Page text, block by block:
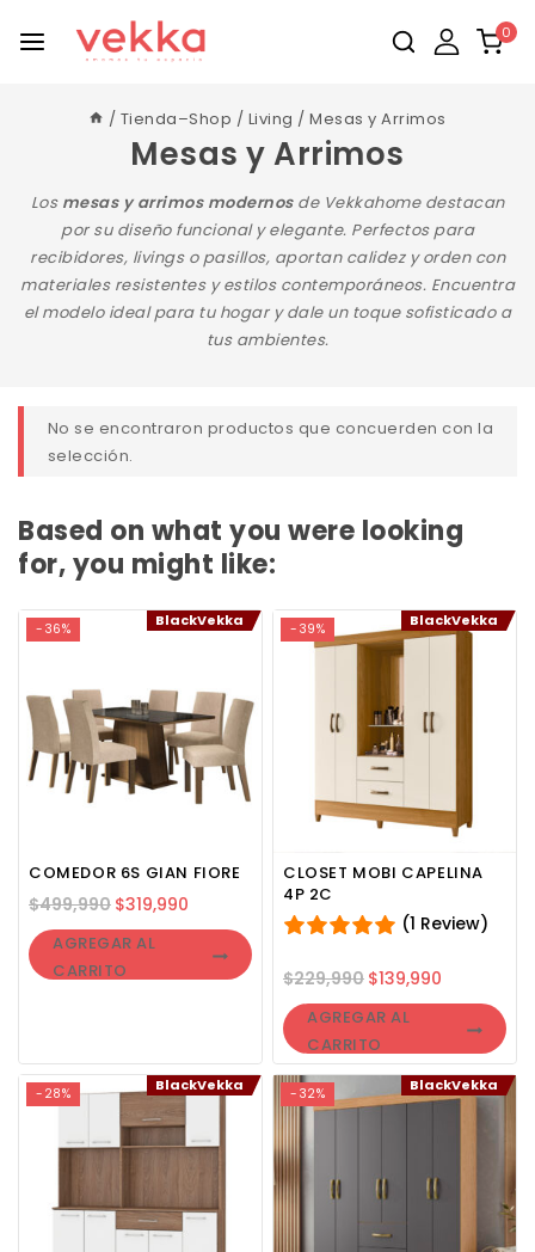
0
/ Tienda–Shop / Living / Mesas y Arrimos
Mesas y Arrimos
Los mesas y arrimos modernosde Vekkahome destacan
por su diseño funcional y elegante. Perfectos para
recibidores, livings o pasillos, aportan calidez y orden con
materiales resistentes y estilos contemporáneos. Encuentra
el modelo ideal para tu hogar y dale un toque sofisticado a
tus ambientes.
No se encontraron productos que concuerden con la
selección.
Based on what you were looking
for, you might like:
-36% BlackVekka
COMEDOR 6S GIAN FIORE
$499,990 $319,990
AGREGAR AL
CARRITO
-39% BlackVekka
CLOSET MOBI CAPELINA
4P 2C
(1 Review)
$229,990 $139,990
AGREGAR AL
CARRITO
-28% BlackVekka -32% BlackVekka